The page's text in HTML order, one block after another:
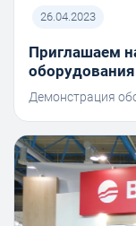
26.04.2023
Приглашаем
оборудования
Демонстрация